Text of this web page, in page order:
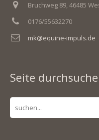
Bruchweg 89, 46485
0176/55632270
mk@equine-impuls.de
Seite